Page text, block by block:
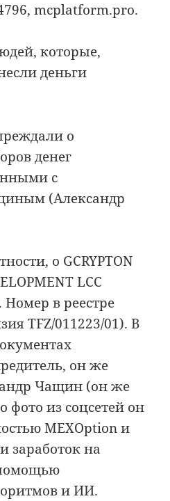
mcplatform.pro.
которые,
деньги
о
денег
с
(Александр
о GCRYPTON
LCC
в реестре
TFZ/011223/01). В
он же
Чащин (он же
фото из соцсетей он
MEXOption и
заработок на
и ИИ.